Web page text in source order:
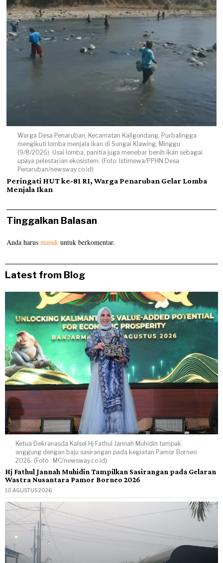
Warga Desa Penaruban, Kecamatan Kaligondang, Purbalingga
mengikuti lomba menjala ikan di Sungai Klawing, Minggu
(9/8/2026). Usai lomba, panitia juga menebar benih ikan sebagai
upaya pelestarian ekosistem. (Foto: Istimewa/PPHN Desa
Penaruban/newsway.co.id)
Peringati HUT ke-81 RI, Warga Penaruban Gelar Lomba
Menjala Ikan
Tinggalkan Balasan
Anda harusmasuk untuk berkomentar.
Latest from Blog
Ketua Dekranasda Kalsel Hj Fathul Jannah Muhidin tampak
anggung dengan baju sasirangan pada kegiatan Pamor Borneo
2026. (Foto : MC/newsway.co.id)
Hj Fathul Jannah Muhidin Tampilkan Sasirangan pada Gelaran
Wastra Nusantara Pamor Borneo 2026
10 AGUSTUS 2026